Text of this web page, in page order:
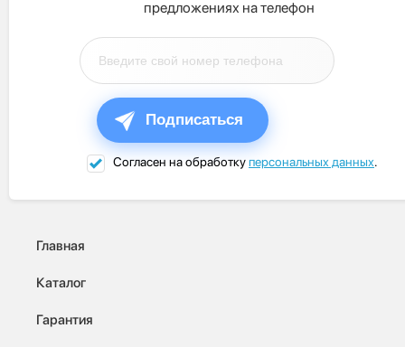
предложениях на телефон
Подписаться
Согласен на обработкуперсональных данных.
Главная
Каталог
Гарантия